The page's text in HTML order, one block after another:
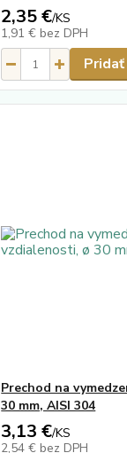
2,35 €/KS
1,91 € bez DPH
Prechod na
30 mm, AISI 304
3,13 €/KS
2,54 € bez DPH